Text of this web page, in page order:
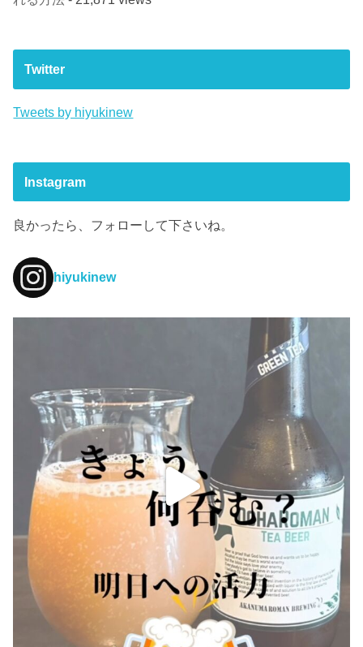
Twitter
Tweets by hiyukinew
Instagram
良かったら、フォローして下さいね。
hiyukinew